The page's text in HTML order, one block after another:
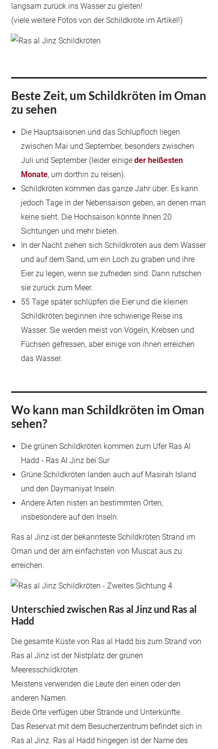
langsam zurück ins Wasser zu gleiten!
(viele weitere Fotos von der Schildkröte im Artikel!)
Beste Zeit, um Schildkröten im Oman
zu sehen
Die Hauptsaisonen und das Schlupfloch liegen
zwischen Mai und September, besonders zwischen
Juli und September (leider einigeder heißesten
Monate, um dorthin zu reisen).
Schildkröten kommen das ganze Jahr über. Es kann
jedoch Tage in der Nebensaison geben, an denen man
keine sieht. Die Hochsaison könnte Ihnen 20
Sichtungen und mehr bieten.
In der Nacht ziehen sich Schildkröten aus dem Wasser
und auf dem Sand, um ein Loch zu graben und ihre
Eier zu legen, wenn sie zufrieden sind. Dann rutschen
sie zurück zum Meer.
55 Tage später schlüpfen die Eier und die kleinen
Schildkröten beginnen ihre schwierige Reise ins
Wasser. Sie werden meist von Vögeln, Krebsen und
Füchsen gefressen, aber einige von ihnen erreichen
das Wasser.
Wo kann man Schildkröten im Oman
sehen?
Die grünen Schildkröten kommen zum Ufer Ras Al
Hadd - Ras Al Jinz bei Sur
Grüne Schildkröten landen auch auf Masirah Island
und den Daymaniyat Inseln.
Andere Arten nisten an bestimmten Orten,
insbesondere auf den Inseln.
Ras al Jinz ist der bekannteste Schildkröten Strand im
Oman und der am einfachsten von Muscat aus zu
erreichen.
Unterschied zwischen Ras al Jinz und Ras al
Hadd
Die gesamte Küste von Ras al Hadd bis zum Strand von
Ras al Jinz ist der Nistplatz der grünen
Meeresschildkröten.
Meistens verwenden die Leute den einen oder den
anderen Namen.
Beide Orte verfügen über Strände und Unterkünfte.
Das Reservat mit dem Besucherzentrum befindet sich in
Ras al Jinz. Ras al Hadd hingegen ist der Name des